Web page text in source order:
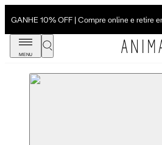
GANHE 10% OFF | Compre online e retire
MENU